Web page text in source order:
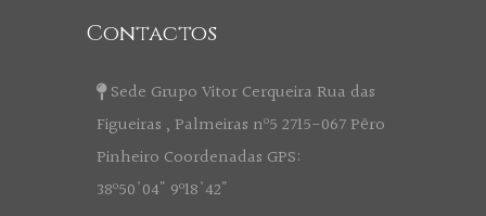
Contactos
Sede Grupo Vitor Cerqueira Rua das
Figueiras , Palmeiras nº5 2715-067 Pêro
Pinheiro Coordenadas GPS:
38º50'04" 9º18'42"